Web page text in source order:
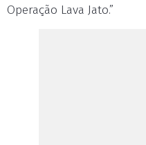
Operação Lava Jato.”